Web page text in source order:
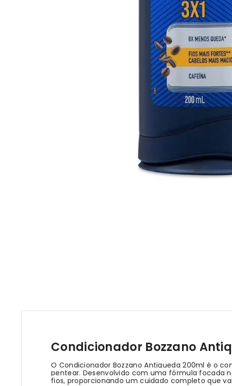
Condicionador Bozzano
O Condicionador Bozzano Antiqueda 200ml é o
pentear. Desenvolvido com uma fórmula focada
fios, proporcionando um cuidado completo que